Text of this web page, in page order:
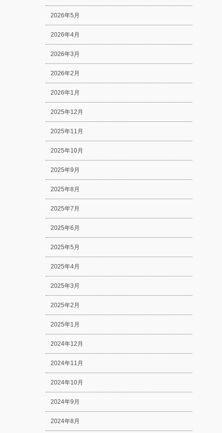
2026年5月
2026年4月
2026年3月
2026年2月
2026年1月
2025年12月
2025年11月
2025年10月
2025年9月
2025年8月
2025年7月
2025年6月
2025年5月
2025年4月
2025年3月
2025年2月
2025年1月
2024年12月
2024年11月
2024年10月
2024年9月
2024年8月